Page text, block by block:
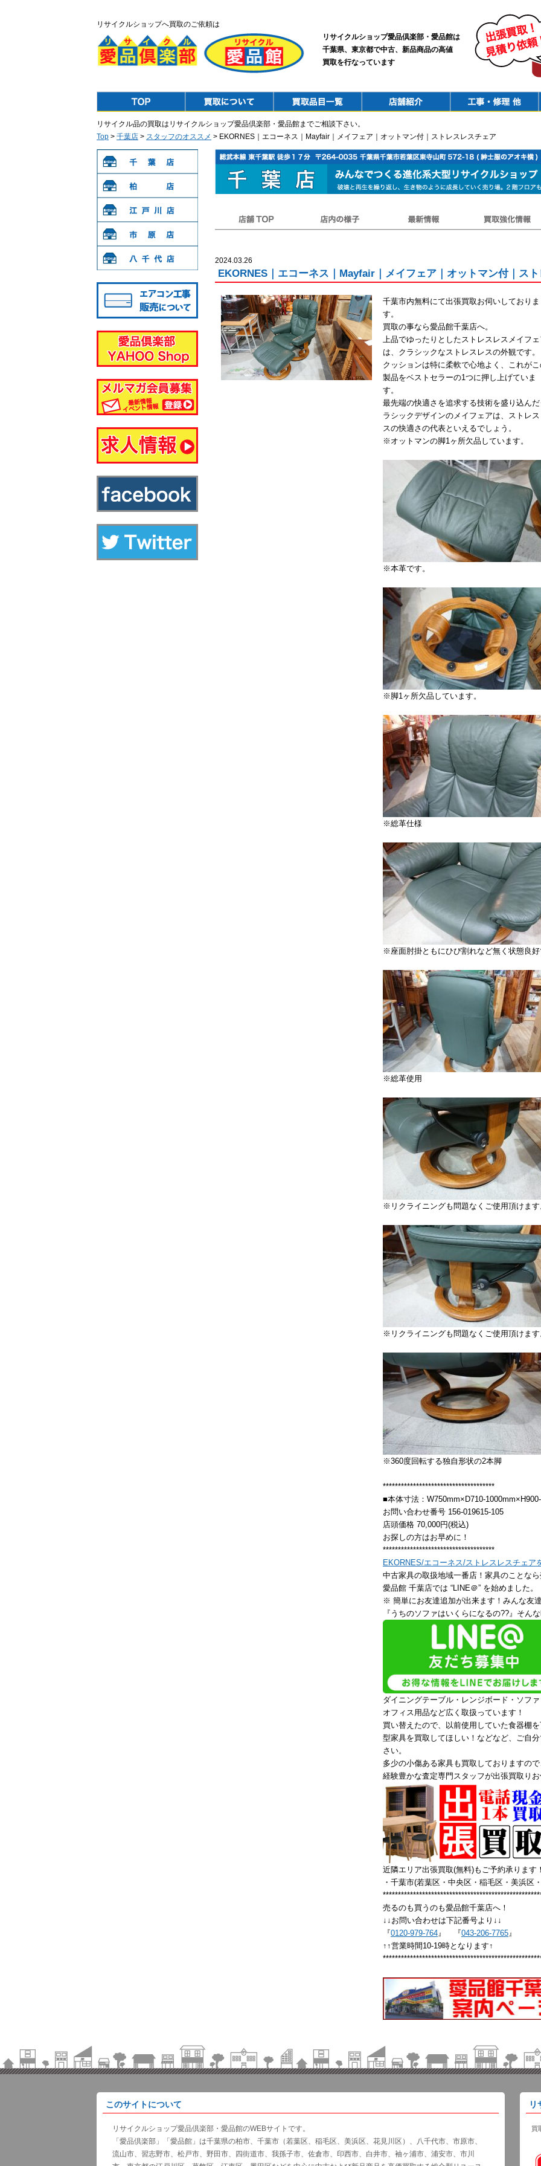
リサイクルショップへ買取のご依頼は
リサイクルショップ愛品倶楽部・愛品館は
千葉県、東京都で中古、新品商品の高値
買取を行なっています
リサイクル品の買取はリサイクルショップ愛品倶楽部・愛品館までご相談下さい。
Top > 千葉店 > スタッフのオススメ > EKORNES｜エコーネス｜Mayfair｜メイフェア｜オットマン付｜ストレスレスチェア
2024.03.26
EKORNES｜エコーネス｜Mayfair｜メイフェア｜オットマン付｜ス
千葉市内無料にて出張買取お伺いしておりま
す。
買取の事なら愛品館千葉店へ。
上品でゆったりとしたストレスレスメイフ
は、クラシックなストレスレスの外観です。
クッションは特に柔軟で心地よく、これが
製品をベストセラーの1つに押し上げていま
す。
最先端の快適さを追求する技術を盛り込ん
ラシックデザインのメイフェアは、ストレ
スの快適さの代表といえるでしょう。
※オットマンの脚1ヶ所欠品しています。
※本革です。
※脚1ヶ所欠品しています。
※総革仕様
※座面肘掛ともにひび割れなど無く状態良
※総革使用
※リクライニングも問題なくご使用頂けま
※リクライニングも問題なくご使用頂けま
※360度回転する独自形状の2本脚
*************************************
■本体寸法：W750mm×D710-
お問い合わせ番号 156-019615-105
店頭価格 70,000円(税込)
お探しの方はお早めに！
*************************************
EKORNES/エコーネス/ストレスレスチェア
中古家具の取扱地域一番店！家具のことな
愛品館 千葉店では “LINE＠” を始めました。
※ 簡単にお友達追加が出来ます！みんな友
『うちのソファはいくらになるの??』そん
ダイニングテーブル・レンジボード・ソフ
オフィス用品など広く取扱っています！
買い替えたので、以前使用していた食器棚
型家具を買取してほしい！などなど、ご自
さい。
多少の小傷ある家具も買取しておりますの
経験豊かな査定専門スタッフが出張買取り
近隣エリア出張買取(無料)もご予約承ります
・千葉市(若葉区・中央区・稲毛区・美浜区
売るのも買うのも愛品館千葉店へ！
↓↓お問い合わせは下記番号より↓↓
『0120-979-764』 『043-206-7765』
↑↑営業時間10-19時となります↑
このサイトについて
リサイクルショップ愛品倶楽部・愛品館のWEBサイトです。
「愛品倶楽部」「愛品館」は千葉県の柏市、千葉市（若葉区、稲毛区、美浜区、花見川区）、八千代市、市原市、
流山市、習志野市、松戸市、野田市、四街道市、我孫子市、佐倉市、印西市、白井市、袖ヶ浦市、浦安市、市川
リ
買